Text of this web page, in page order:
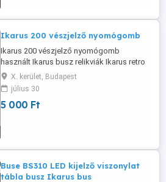
Ikarus 200 vészjelző nyomógomb
Ikarus 200 vészjelző nyomógomb
használt Ikarus busz relikviák Ikarus retro
Ikarus busz bus 2 Ikarus típusokhoz 26
stb. Szállítás átvétel:személyes BP.ker.
vagy MPL posta
X. kerület, Budapest
július 30
5 000 Ft
Buse BS310 LED kijelző viszonylat
tábla busz Ikarus bus